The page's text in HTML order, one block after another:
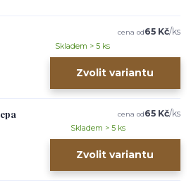
cena od65 Kč/ks
Skladem > 5 ks
Zvolit variantu
cena od65 Kč/ks
Skladem > 5 ks
Zvolit variantu